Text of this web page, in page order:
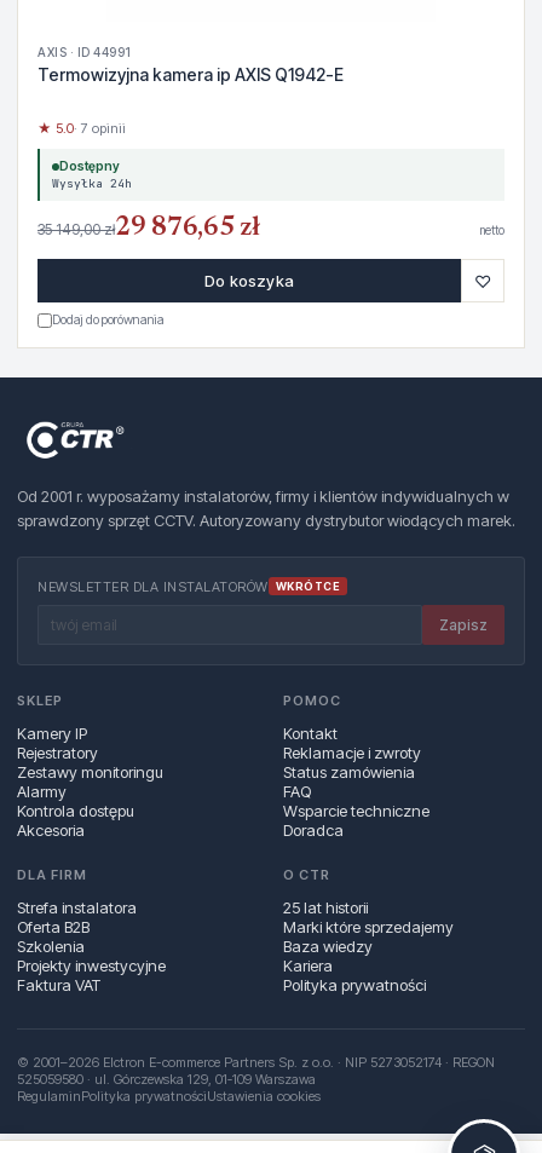
AXIS · ID 44991
Termowizyjna kamera ip AXIS Q1942-E
★ 5.0· 7 opinii
Dostępny
Wysyłka 24h
35 149,00 zł29 876,65 zł netto
Do koszyka ♡
Dodaj do porównania
Od 2001 r. wyposażamy instalatorów, firmy i klientów indywidualnych w
sprawdzony sprzęt CCTV. Autoryzowany dystrybutor wiodących marek.
NEWSLETTER DLA INSTALATORÓW WKRÓTCE
Zapisz
SKLEP
Kamery IP
Rejestratory
Zestawy monitoringu
Alarmy
Kontrola dostępu
Akcesoria
POMOC
Kontakt
Reklamacje i zwroty
Status zamówienia
FAQ
Wsparcie techniczne
Doradca
DLA FIRM
Strefa instalatora
Oferta B2B
Szkolenia
Projekty inwestycyjne
Faktura VAT
O CTR
25 lat historii
Marki które sprzedajemy
Baza wiedzy
Kariera
Polityka prywatności
© 2001–2026 Elctron E-commerce Partners Sp. z o.o. · NIP 5273052174 · REGON
525059580 · ul. Górczewska 129, 01‑109 Warszawa
RegulaminPolityka prywatnościUstawienia cookies